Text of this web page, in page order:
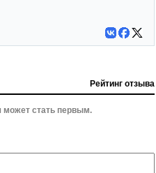
Рейтинг отзыва
может стать первым.